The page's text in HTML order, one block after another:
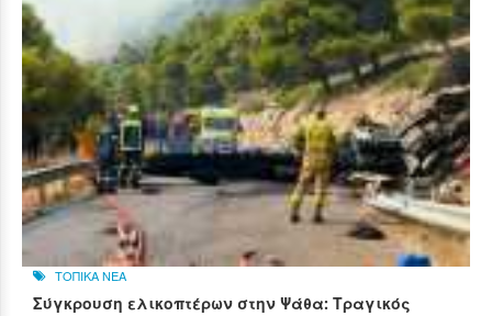
ΤΟΠΙΚΑ ΝΕΑ
Σύγκρουση ελικοπτέρων στην Ψάθα: Τραγικός